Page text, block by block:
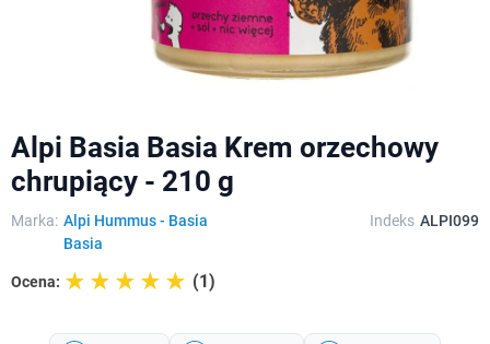
Alpi Basia Basia Krem orzechowy
chrupiący - 210 g
Marka: Alpi Hummus - Basia
Basia
Indeks ALPI099
Ocena: ☆☆☆☆☆
★★★★★ (1)